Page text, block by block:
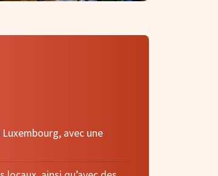
avec une